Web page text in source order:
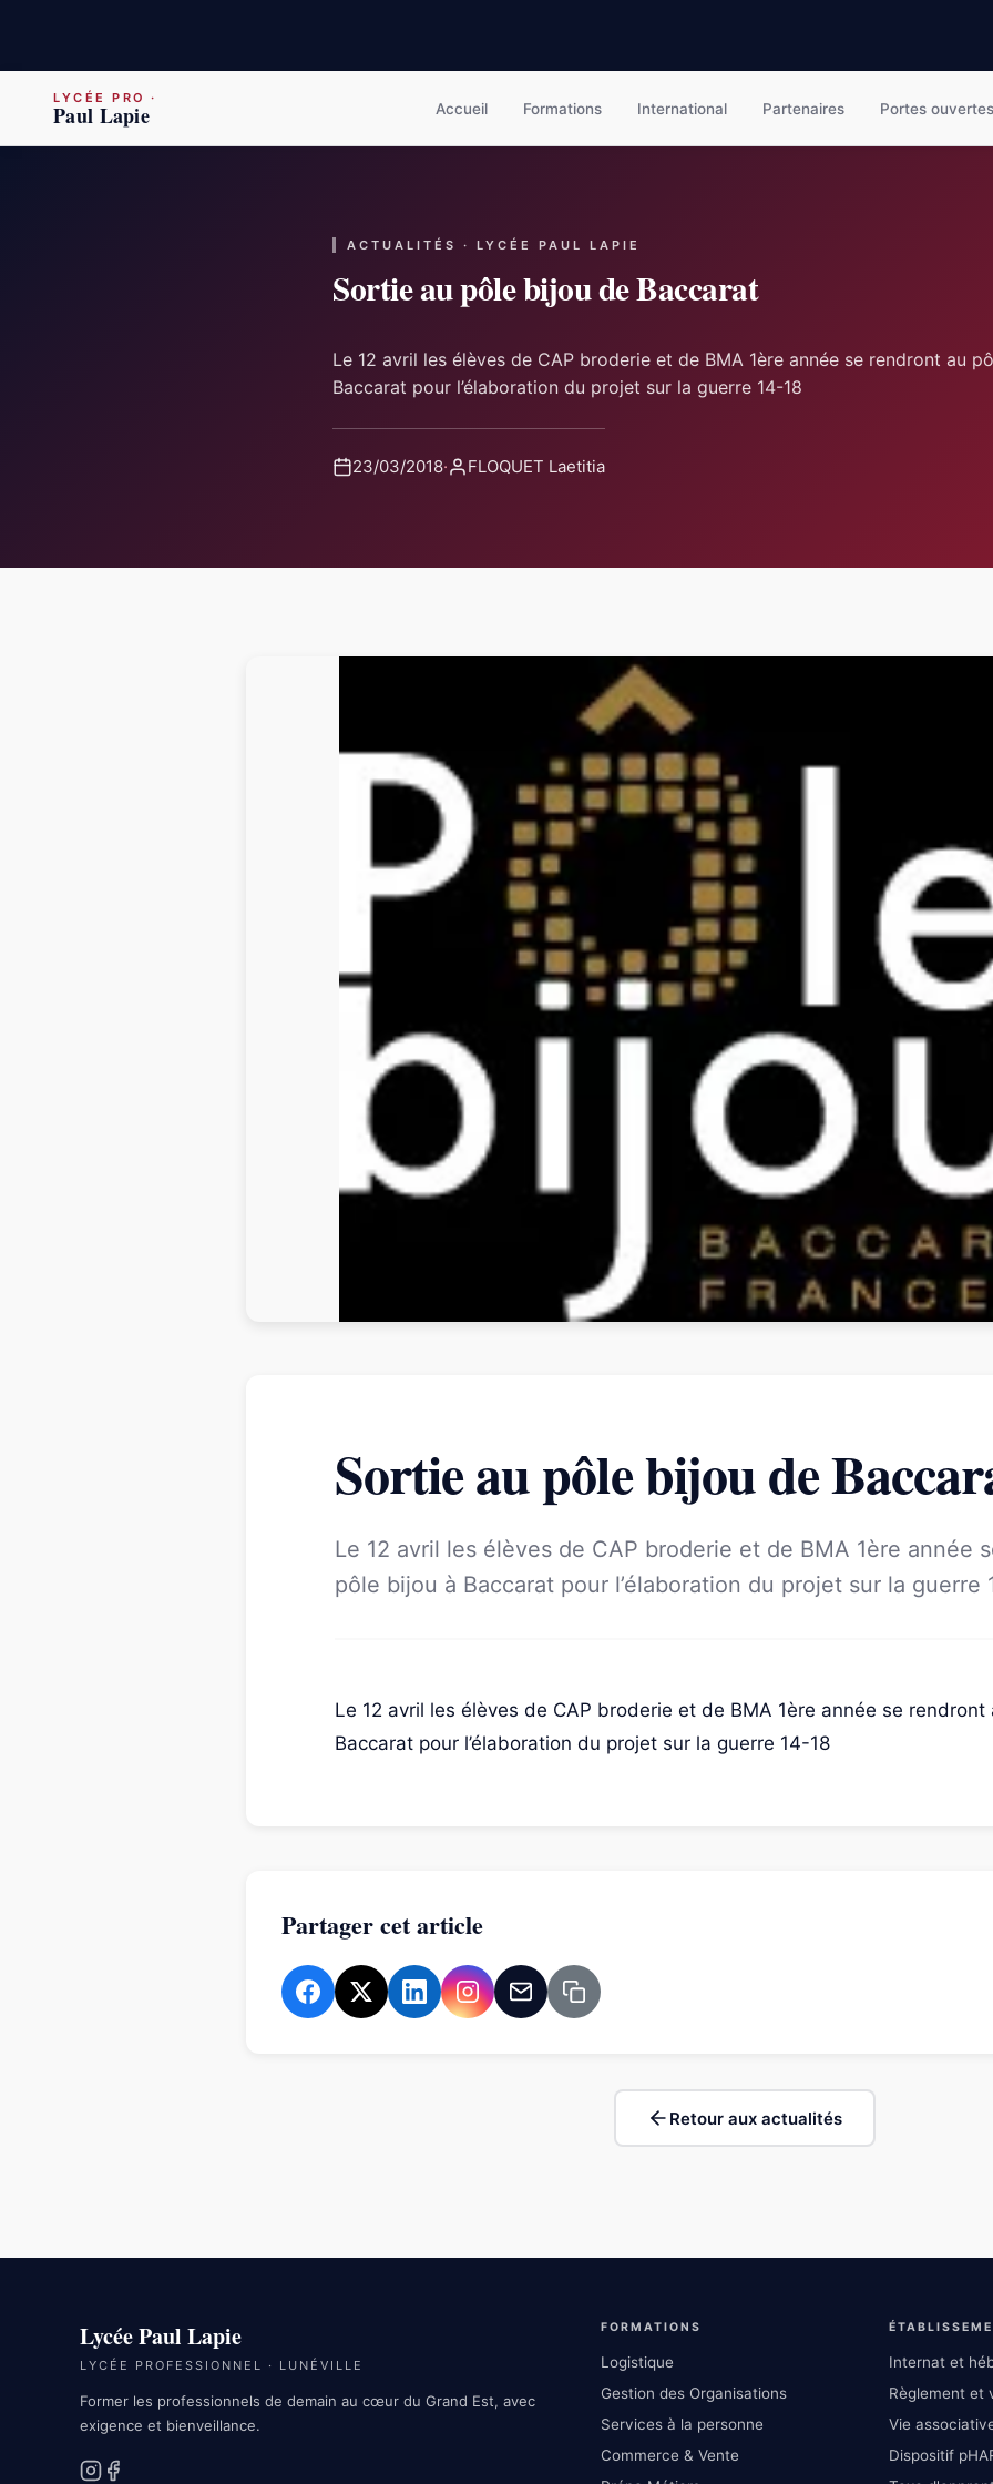
LYCÉE PRO ·
Paul Lapie Accueil Formations International Partenaires Portes
ACTUALITÉS · LYCÉE PAUL LAPIE
Sortie au pôle bijou de Baccarat
Le 12 avril les élèves de CAP broderie et de BMA 1ère année se rendront au
Baccarat pour l’élaboration du projet sur la guerre 14-18
23/03/2018· FLOQUET Laetitia
Sortie au pôle bijou de
Le 12 avril les élèves de CAP broderie et de BMA 1ère année
pôle bijou à Baccarat pour l’élaboration du projet sur la guerre
Le 12 avril les élèves de CAP broderie et de BMA 1ère année se
Baccarat pour l’élaboration du projet sur la guerre 14-18
Partager cet article
Retour aux actualités
Lycée Paul Lapie
LYCÉE PROFESSIONNEL · LUNÉVILLE
Former les professionnels de demain au cœur du Grand Est, avec
exigence et bienveillance.
Instagram
FORMATIONS
Logistique
Gestion des Organisations
Services à la personne
Commerce & Vente
Internat et
Règlement et
Vie
Dispositif